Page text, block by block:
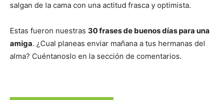
salgan de la cama con una actitud frasca y optimista.
Estas fueron nuestras 30 frases de buenos días para una
amiga. ¿Cual planeas enviar mañana a tus hermanas del
alma? Cuéntanoslo en la sección de comentarios.